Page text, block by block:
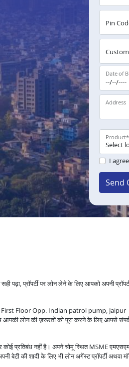
Pin
Date of
Address
Product*
I
Send
पढ़ा, प्रॉपर्टी पर लोन लेने के लिए आपको अपनी
है First Floor Opp. Indian patrol pump, Jaipur
लोन की ज़रूरतों को पूरा करने के लिए आपसे
कोई प्रतिबंध नहीं है। अपने चोमू स्थित MSME
की शादी के लिए भी लोन अगेंस्ट प्रॉपर्टी अथवा